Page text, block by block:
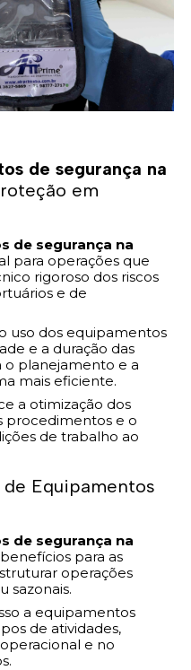
de segurança na
em
de segurança na
para operações que
rigoroso dos riscos
e de
uso dos equipamentos
e a duração das
o planejamento e a
mais eficiente.
a otimização dos
procedimentos e o
de trabalho ao
Equipamentos
de segurança na
para as
operações
sazonais.
a equipamentos
de atividades,
e no